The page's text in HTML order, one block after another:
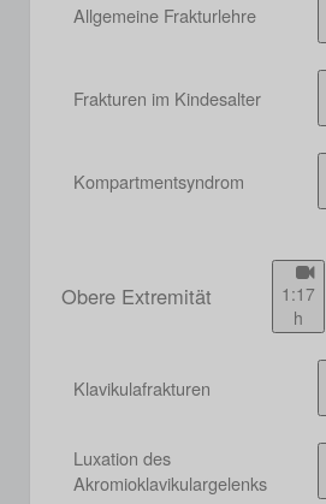
Allgemeine Frakturlehre
Frakturen im Kindesalter
Kompartmentsyndrom
Obere Extremität
1:17
h
Klavikulafrakturen
Luxation des
Akromioklavikulargelenks